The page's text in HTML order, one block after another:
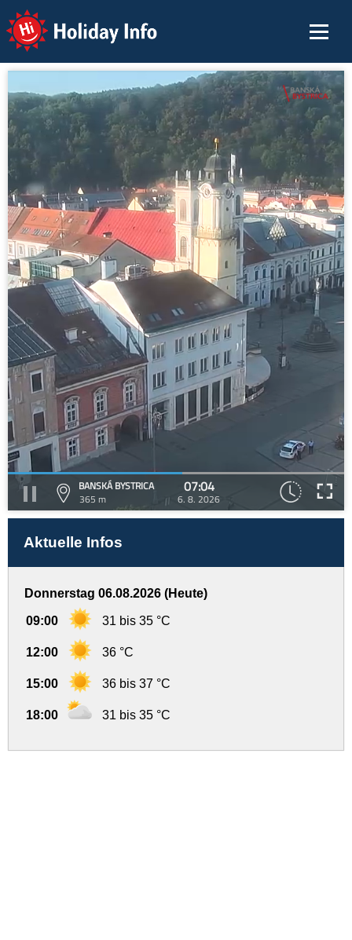
Holiday Info
BANSKÁ BYSTRICA
365 m
07:04
6. 8. 2026
Aktuelle Infos
Donnerstag 06.08.2026 (Heute)
09:00 31 bis 35 °C
12:00 36 °C
15:00 36 bis 37 °C
18:00 31 bis 35 °C